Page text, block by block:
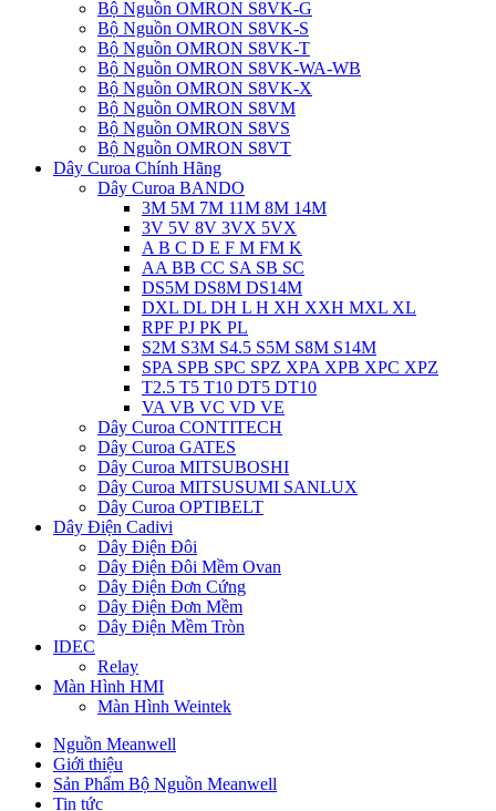
Bộ Nguồn OMRON S8VK-G
Bộ Nguồn OMRON S8VK-S
Bộ Nguồn OMRON S8VK-T
Bộ Nguồn OMRON S8VK-WA-WB
Bộ Nguồn OMRON S8VK-X
Bộ Nguồn OMRON S8VM
Bộ Nguồn OMRON S8VS
Bộ Nguồn OMRON S8VT
Dây Curoa Chính Hãng
Dây Curoa BANDO
3M 5M 7M 11M 8M 14M
3V 5V 8V 3VX 5VX
A B C D E F M FM K
AA BB CC SA SB SC
DS5M DS8M DS14M
DXL DL DH L H XH XXH MXL XL
RPF PJ PK PL
S2M S3M S4.5 S5M S8M S14M
SPA SPB SPC SPZ XPA XPB XPC XPZ
T2.5 T5 T10 DT5 DT10
VA VB VC VD VE
Dây Curoa CONTITECH
Dây Curoa GATES
Dây Curoa MITSUBOSHI
Dây Curoa MITSUSUMI SANLUX
Dây Curoa OPTIBELT
Dây Điện Cadivi
Dây Điện Đôi
Dây Điện Đôi Mềm Ovan
Dây Điện Đơn Cứng
Dây Điện Đơn Mềm
Dây Điện Mềm Tròn
IDEC
Relay
Màn Hình HMI
Màn Hình Weintek
Nguồn Meanwell
Giới thiệu
Sản Phẩm Bộ Nguồn Meanwell
Tin tức